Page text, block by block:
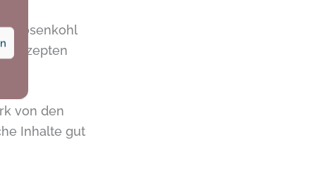
Rosenkohl
von den
Inhalte gut